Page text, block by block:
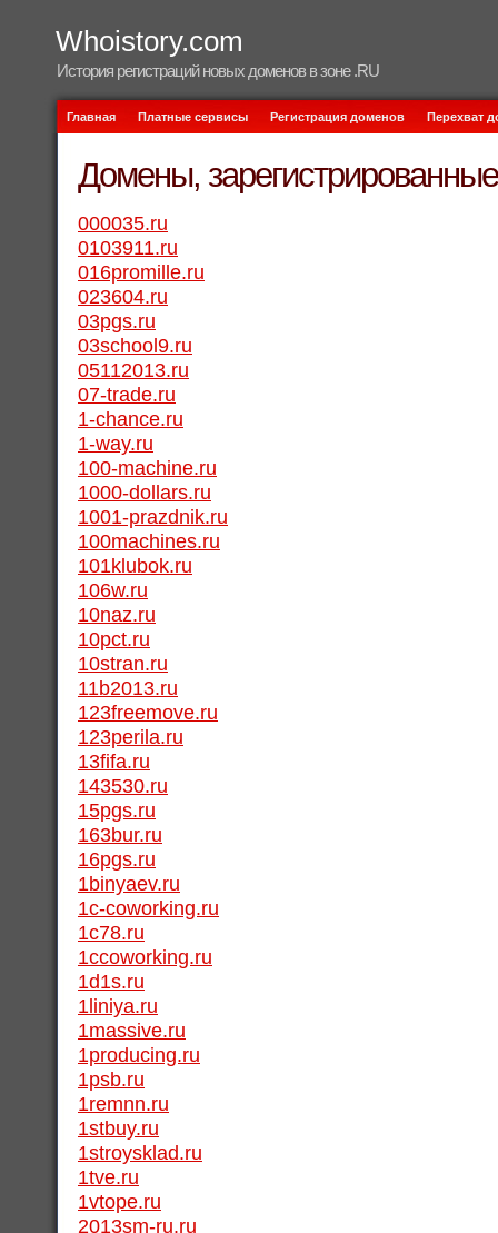
Whoistory.com
История регистраций новых доменов в зоне .RU
Главная Платные сервисы Регистрация доменов Перехват
Домены,
000035.ru
0103911.ru
016promille.ru
023604.ru
03pgs.ru
03school9.ru
05112013.ru
07-trade.ru
1-chance.ru
1-way.ru
100-machine.ru
1000-dollars.ru
1001-prazdnik.ru
100machines.ru
101klubok.ru
106w.ru
10naz.ru
10pct.ru
10stran.ru
11b2013.ru
123freemove.ru
123perila.ru
13fifa.ru
143530.ru
15pgs.ru
163bur.ru
16pgs.ru
1binyaev.ru
1c-coworking.ru
1c78.ru
1ccoworking.ru
1d1s.ru
1liniya.ru
1massive.ru
1producing.ru
1psb.ru
1remnn.ru
1stbuy.ru
1stroysklad.ru
1tve.ru
1vtope.ru
2013sm-ru.ru